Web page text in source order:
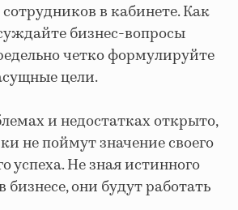
в кабинете. Как
бизнес-вопросы
четко формулируйте
цели.
и недостатках открыто,
не поймут значение своего
успеха. Не зная истинного
они будут работать